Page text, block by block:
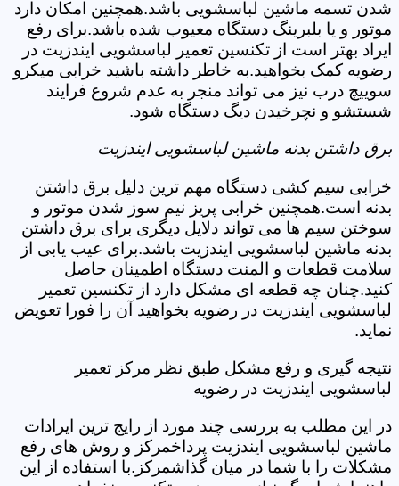
شدن تسمه ماشین لباسشویی باشد.همچنین امکان دارد
موتور و یا بلبرینگ دستگاه معیوب شده باشد.برای رفع
ایراد بهتر است از تکنسین تعمیر لباسشویی ایندزیت در
رضویه کمک بخواهید.به خاطر داشته باشید خرابی میکرو
سوییچ درب نیز می تواند منجر به عدم شروع فرایند
شستشو و نچرخیدن دیگ دستگاه شود.
برق داشتن بدنه ماشین لباسشویی ایندزیت
خرابی سیم کشی دستگاه مهم ترین دلیل برق داشتن
بدنه است.همچنین خرابی پریز نیم سوز شدن موتور و
سوختن سیم ها می تواند دلایل دیگری برای برق داشتن
بدنه ماشین لباسشویی ایندزیت باشد.برای عیب یابی از
سلامت قطعات و المنت دستگاه اطمینان حاصل
کنید.چنان چه قطعه ای مشکل دارد از تکنسین تعمیر
لباسشویی ایندزیت در رضویه بخواهید آن را فورا تعویض
نماید.
نتیجه گیری و رفع مشکل طبق نظر مرکز تعمیر
لباسشویی ایندزیت در رضویه
در این مطلب به بررسی چند مورد از رایج ترین ایرادات
ماشین لباسشویی ایندزیت پرداخمرکز و روش های رفع
مشکلات را با شما در میان گذاشمرکز.با استفاده از این